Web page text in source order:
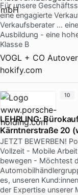
Für unsere
eine engagierte
Verkaufsberater …
Ausbildung - eine
Klasse B
VOGL + CO
hokify.com
LEHRLING:
Kärntnerstraße 20
JETZT BEWERBEN!
Vollzeit - Mobile
bewegen - Möchtest
es, unseren
der Expertise unserer
10